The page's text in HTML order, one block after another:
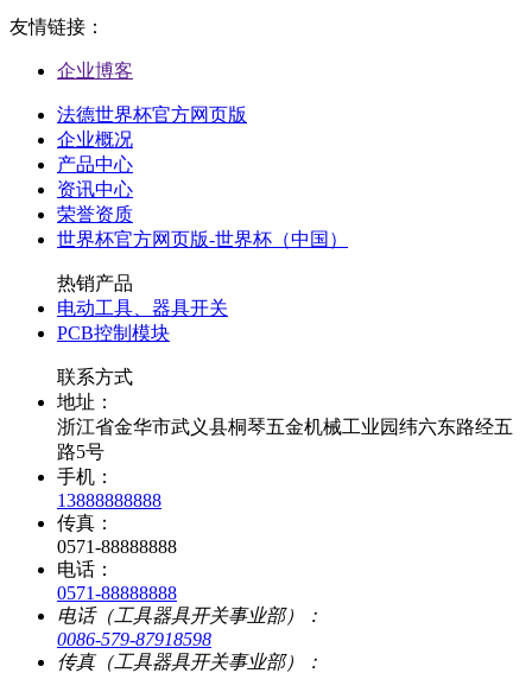
友情链接：
企业博客
法德世界杯官方网页版
企业概况
产品中心
资讯中心
荣誉资质
世界杯官方网页版-世界杯（中国）
热销产品
电动工具、器具开关
PCB控制模块
联系方式
地址：
浙江省金华市武义县桐琴五金机械工业园纬六东路经五
路5号
手机：
13888888888
传真：
0571-88888888
电话：
0571-88888888
电话（工具器具开关事业部）：
0086-579-87918598
传真（工具器具开关事业部）：